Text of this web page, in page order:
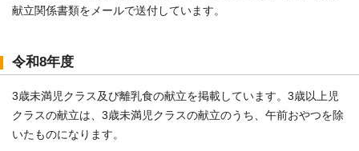
献立関係書類をメールで送付しています。
令和8年度
3歳未満児クラス及び離乳食の献立を掲載しています。3歳以上児
クラスの献立は、3歳未満児クラスの献立のうち、午前おやつを除
いたものになります。